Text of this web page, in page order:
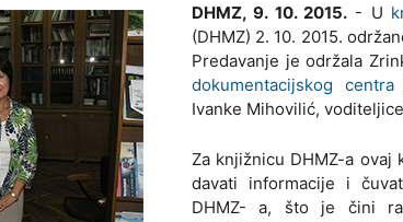
DHMZ, 9. 10. 2015. - U
(DHMZ) 2. 10. 2015.
Predavanje je održala
dokumentacijskog
Ivanke Mihovilić,
Za knjižnicu DHMZ-a
davati informacije i
DHMZ- a, što je čini